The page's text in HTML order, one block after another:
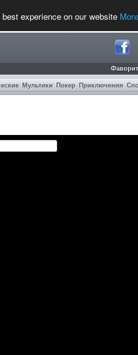
experience on our website
Мультики Покер Приключения